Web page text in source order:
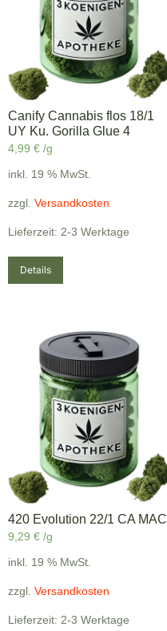
Canify Cannabis flos 18/1
UY Ku. Gorilla Glue 4
4,99 € /g
inkl. 19 % MwSt.
zzgl. Versandkosten
Lieferzeit: 2-3 Werktage
Details
420 Evolution 22/1 CA MAC
9,29 € /g
inkl. 19 % MwSt.
zzgl. Versandkosten
Lieferzeit: 2-3 Werktage